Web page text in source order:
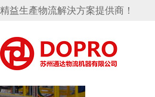
精益生產物流解決方案提供商！